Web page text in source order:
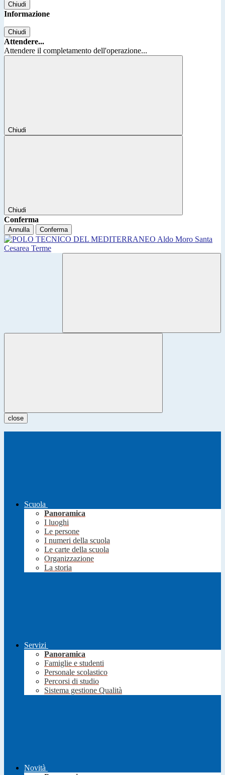
Chiudi
Informazione
Chiudi
Attendere...
Attendere il completamento dell'operazione...
Chiudi
Chiudi
Conferma
Annulla Conferma
close
Scuola
Panoramica
I luoghi
Le persone
I numeri della scuola
Le carte della scuola
Organizzazione
La storia
Servizi
Panoramica
Famiglie e studenti
Personale scolastico
Percorsi di studio
Sistema gestione Qualità
Novità